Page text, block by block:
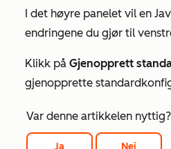
I det høyre panelet vil en
endringene du gjør til
Klikk på Gjenopprett
gjenopprette
Var denne artikkelen nyttig?